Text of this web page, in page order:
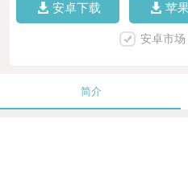
安卓下载 苹
安卓市
简介